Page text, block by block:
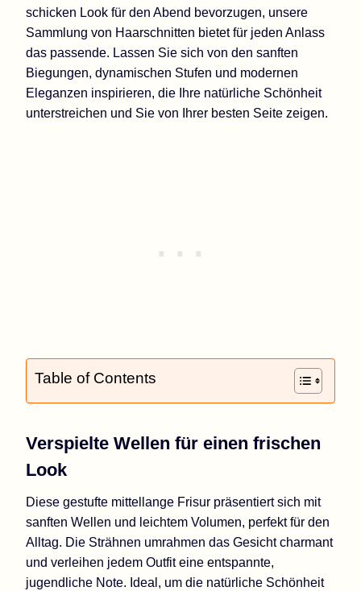
schicken Look für den Abend bevorzugen, unsere
Sammlung von Haarschnitten bietet für jeden Anlass
das passende. Lassen Sie sich von den sanften
Biegungen, dynamischen Stufen und modernen
Eleganzen inspirieren, die Ihre natürliche Schönheit
unterstreichen und Sie von Ihrer besten Seite zeigen.
Table of Contents
Verspielte Wellen für einen frischen
Look
Diese gestufte mittellange Frisur präsentiert sich mit
sanften Wellen und leichtem Volumen, perfekt für den
Alltag. Die Strähnen umrahmen das Gesicht charmant
und verleihen jedem Outfit eine entspannte,
jugendliche Note. Ideal, um die natürliche Schönheit